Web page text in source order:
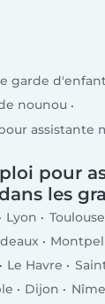
garde
nounou
assistante
pour
les
Lyon Toulouse
Le Havre
Dijon